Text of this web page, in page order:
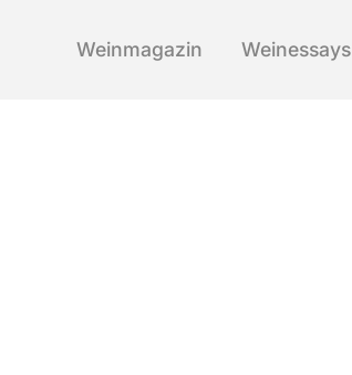
Weinmagazin Weinessays